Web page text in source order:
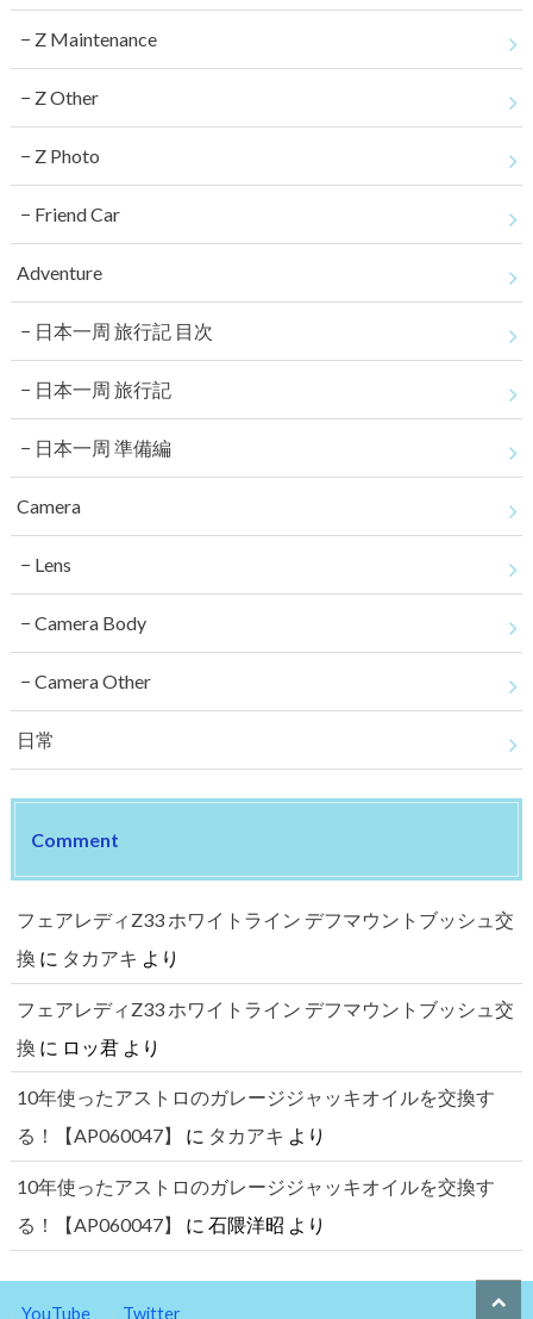
Z Maintenance
Z Other
Z Photo
Friend Car
Adventure
日本一周 旅行記 目次
日本一周 旅行記
日本一周 準備編
Camera
Lens
Camera Body
Camera Other
日常
Comment
フェアレディZ33 ホワイトライン デフマウントブッシュ交
換 に タカアキ より
フェアレディZ33 ホワイトライン デフマウントブッシュ交
換 に ロッ君より
10年使ったアストロのガレージジャッキオイルを交換す
る！【AP060047】
に タカアキ より
10年使ったアストロのガレージジャッキオイルを交換す
る！【AP060047】
に 石隈洋昭 より
YouTube Twitter